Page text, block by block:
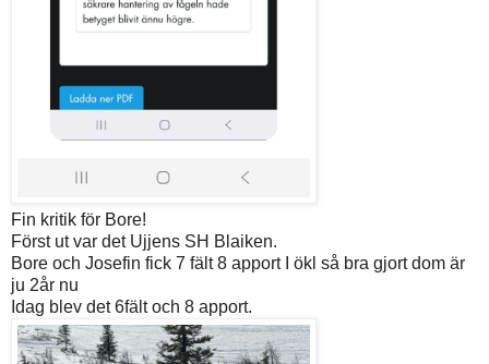
Fin kritik för Bore!
Först ut var det Ujjens SH Blaiken.
Bore och Josefin fick 7 fält 8 apport I ökl så bra gjort dom är
ju 2år nu
Idag blev det 6fält och 8 apport.